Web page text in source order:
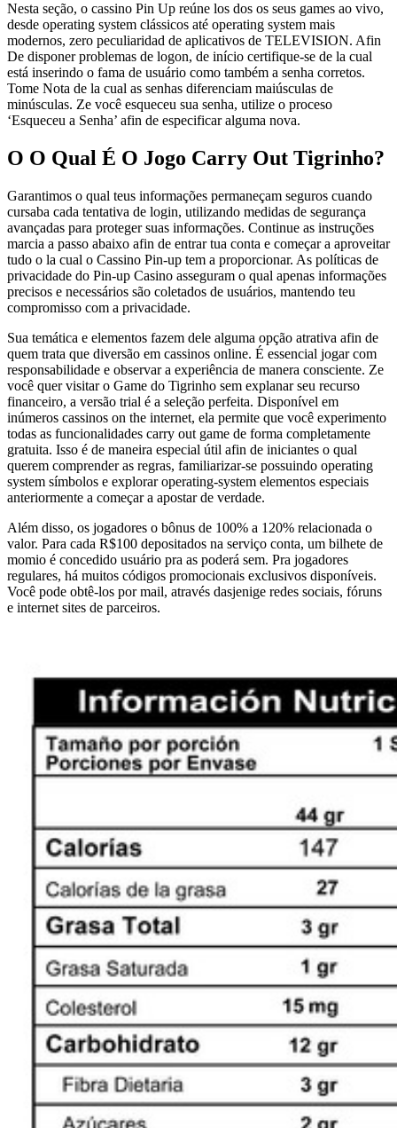
Nesta seção, o cassino Pin Up reúne los dos os seus games ao vivo,
desde operating system clássicos até operating system mais
modernos, zero peculiaridad de aplicativos de TELEVISION. Afin
De disponer problemas de logon, de início certifique-se de la cual
está inserindo o fama de usuário como também a senha corretos.
Tome Nota de la cual as senhas diferenciam maiúsculas de
minúsculas. Ze você esqueceu sua senha, utilize o proceso
‘Esqueceu a Senha’ afin de especificar alguma nova.
O O Qual É O Jogo Carry Out Tigrinho?
Garantimos o qual teus informações permaneçam seguros cuando
cursaba cada tentativa de login, utilizando medidas de segurança
avançadas para proteger suas informações. Continue as instruções
marcia a passo abaixo afin de entrar tua conta e começar a aproveitar
tudo o la cual o Cassino Pin-up tem a proporcionar. As políticas de
privacidade do Pin-up Casino asseguram o qual apenas informações
precisos e necessários são coletados de usuários, mantendo teu
compromisso com a privacidade.
Sua temática e elementos fazem dele alguma opção atrativa afin de
quem trata que diversão em cassinos online. É essencial jogar com
responsabilidade e observar a experiência de manera consciente. Ze
você quer visitar o Game do Tigrinho sem explanar seu recurso
financeiro, a versão trial é a seleção perfeita. Disponível em
inúmeros cassinos on the internet, ela permite que você experimento
todas as funcionalidades carry out game de forma completamente
gratuita. Isso é de maneira especial útil afin de iniciantes o qual
querem comprender as regras, familiarizar-se possuindo operating
system símbolos e explorar operating-system elementos especiais
anteriormente a começar a apostar de verdade.
Além disso, os jogadores o bônus de 100% a 120% relacionada o
valor. Para cada R$100 depositados na serviço conta, um bilhete de
momio é concedido usuário pra as poderá sem. Pra jogadores
regulares, há muitos códigos promocionais exclusivos disponíveis.
Você pode obtê-los por mail, através dasjenige redes sociais, fóruns
e internet sites de parceiros.